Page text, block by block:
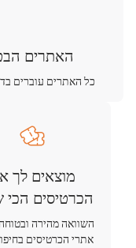
האתרים
כל האתרים עוברים
מוצאים לך
הכרטיסים הכי
השוואה מהירה
אתרי הכרטיסים